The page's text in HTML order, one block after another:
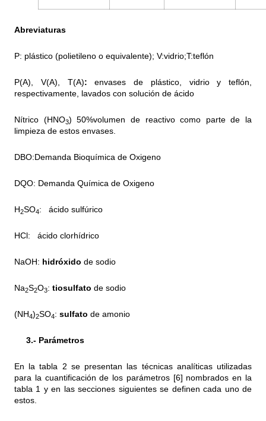
Abreviaturas
P: plástico (polietileno o equivalente); V:vidrio;T:teflón
P(A), V(A), T(A): envases de plástico, vidrio y teflón,
respectivamente, lavados con solución de ácido
Nítrico (HNO3) 50%volumen de reactivo como parte de la
limpieza de estos envases.
DBO:Demanda Bioquímica de Oxigeno
DQO: Demanda Química de Oxigeno
H2SO4: ácido sulfúrico
HCl: ácido clorhídrico
NaOH: hidróxido de sodio
Na2S2O3: tiosulfato de sodio
(NH4)2SO4: sulfato de amonio
3.- Parámetros
En la tabla 2 se presentan las técnicas analíticas utilizadas
para la cuantificación de los parámetros [6] nombrados en la
tabla 1 y en las secciones siguientes se definen cada uno de
estos.